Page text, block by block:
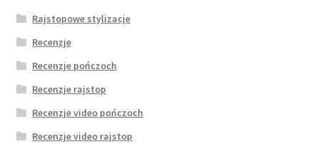
Rajstopowe stylizacje
Recenzje
Recenzje pończoch
Recenzje rajstop
Recenzje video pończoch
Recenzje video rajstop